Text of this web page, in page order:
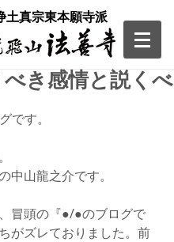
土真宗東本願寺派
き感情と説くべ
です。
中山龍之介です。
冒頭の『●/●のブログで
がズレておりました。前